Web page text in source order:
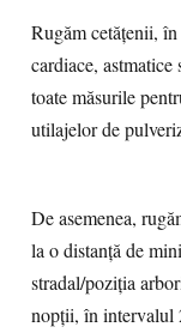
Rugăm cetățenii,
cardiace,
toate măsurile
utilajelor de
De asemenea,
la o distanță de
stradal/poziția
nopții, în intervalul